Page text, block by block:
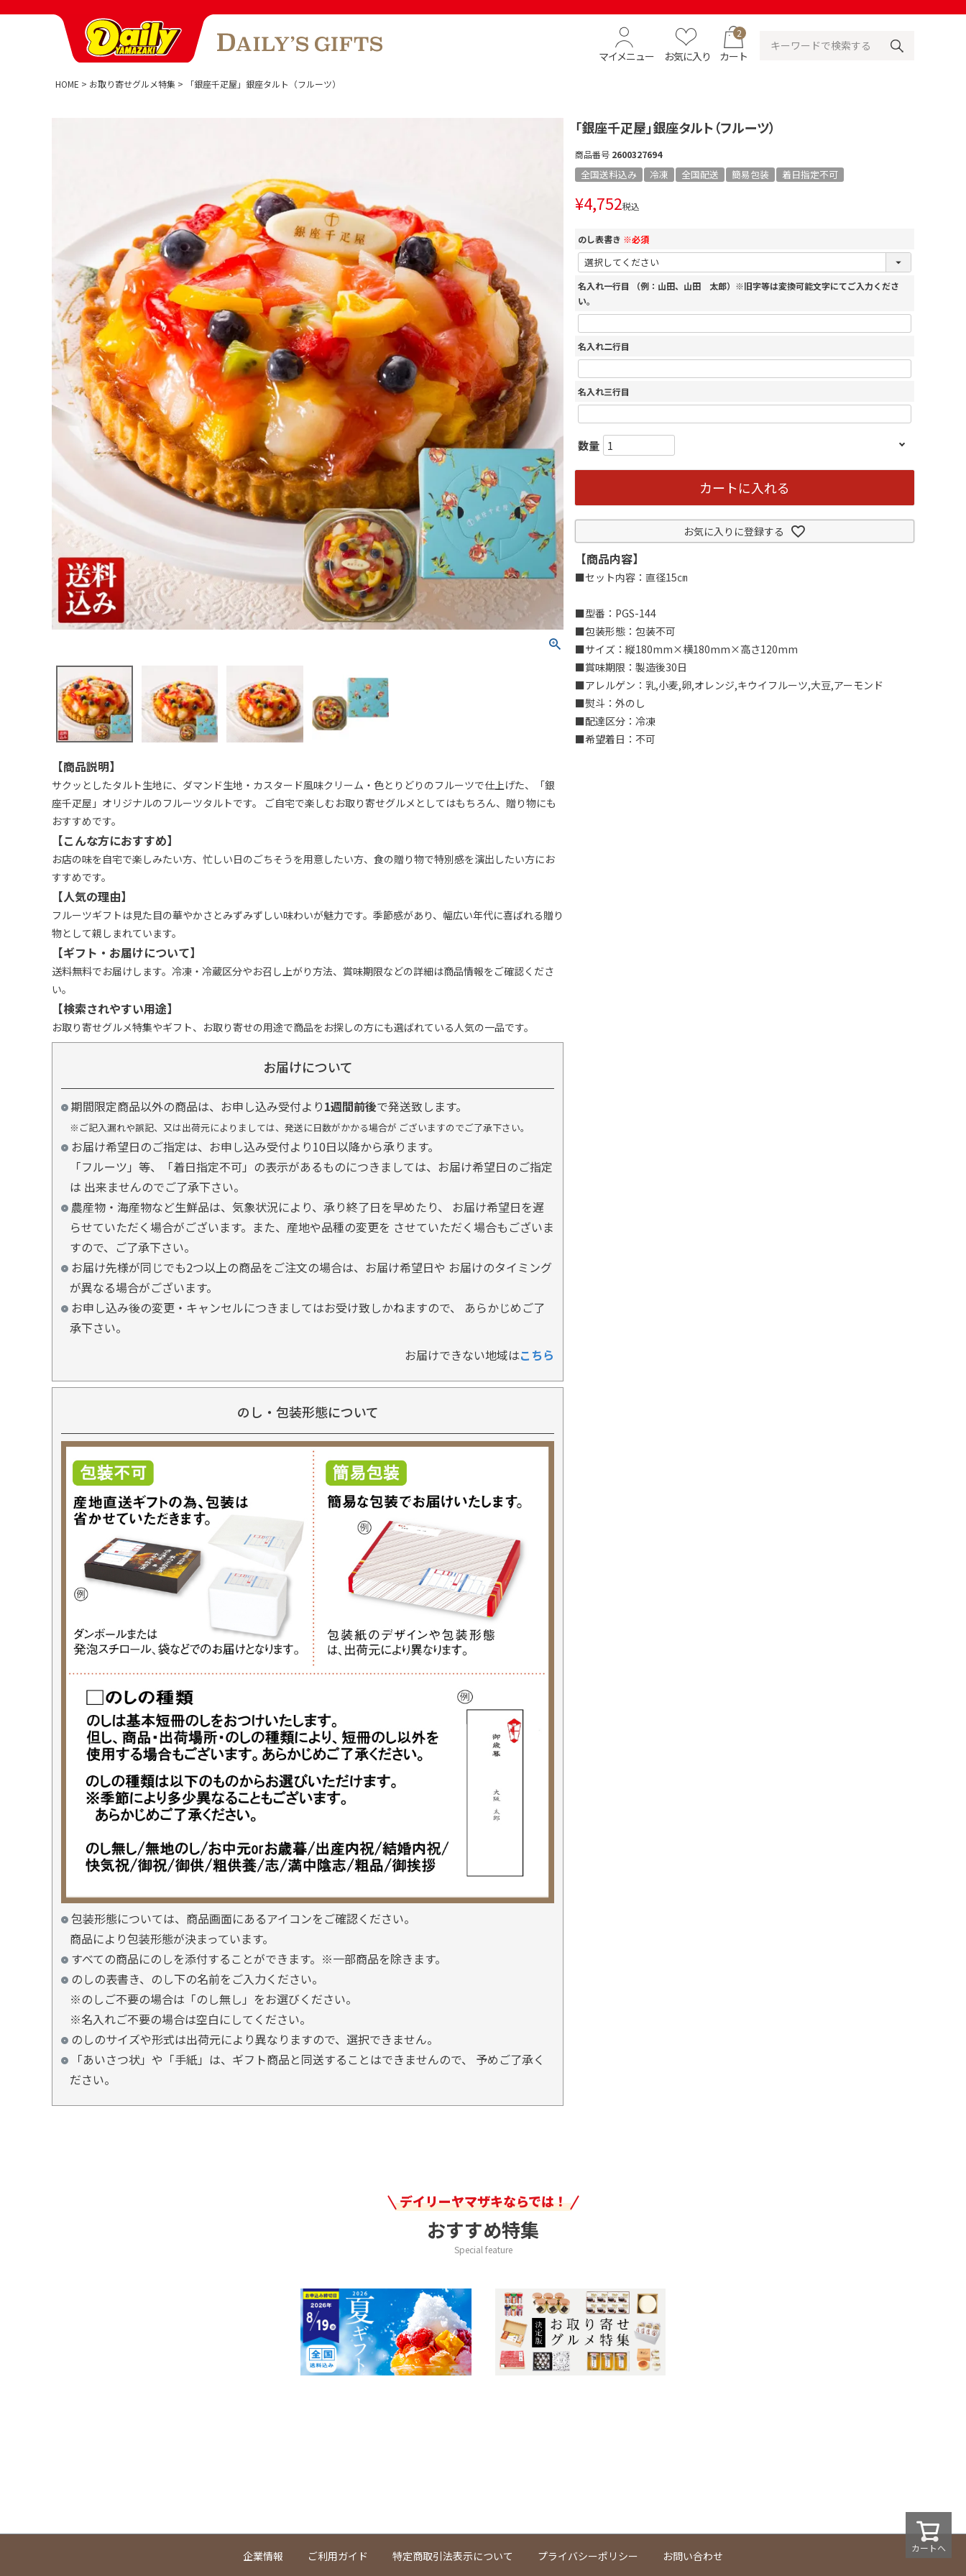
マイメニュー お気に入り
2
カート
HOME お取り寄せグルメ特集 「銀座千疋屋」銀座タルト（フルーツ）
【商品説明】
サクッとしたタルト生地に、ダマンド生地・カスタード風味クリーム・色とりどりのフルーツで仕上げた、「銀
座千疋屋」オリジナルのフルーツタルトです。 ご自宅で楽しむお取り寄せグルメとしてはもちろん、贈り物にも
おすすめです。
【こんな方におすすめ】
お店の味を自宅で楽しみたい方、忙しい日のごちそうを用意したい方、食の贈り物で特別感を演出したい方にお
すすめです。
【人気の理由】
フルーツギフトは見た目の華やかさとみずみずしい味わいが魅力です。季節感があり、幅広い年代に喜ばれる贈り
物として親しまれています。
【ギフト・お届けについて】
送料無料でお届けします。冷凍・冷蔵区分やお召し上がり方法、賞味期限などの詳細は商品情報をご確認くださ
い。
【検索されやすい用途】
お取り寄せグルメ特集やギフト、お取り寄せの用途で商品をお探しの方にも選ばれている人気の一品です。
お届けについて
期間限定商品以外の商品は、お申し込み受付より1週間前後で発送致します。
※ご記入漏れや誤記、又は出荷元によりましては、発送に日数がかかる場合が ございますのでご了承下さい。
お届け希望日のご指定は、お申し込み受付より10日以降から承ります。
「フルーツ」等、「着日指定不可」の表示があるものにつきましては、お届け希望日のご指定
は 出来ませんのでご了承下さい。
農産物・海産物など生鮮品は、気象状況により、承り終了日を早めたり、 お届け希望日を遅
らせていただく場合がございます。また、産地や品種の変更を させていただく場合もございま
すので、ご了承下さい。
お届け先様が同じでも2つ以上の商品をご注文の場合は、お届け希望日や お届けのタイミング
が異なる場合がございます。
お申し込み後の変更・キャンセルにつきましてはお受け致しかねますので、 あらかじめご了
承下さい。
お届けできない地域はこちら
のし・包装形態について
包装形態については、商品画面にあるアイコンをご確認ください。
商品により包装形態が決まっています。
すべての商品にのしを添付することができます。※一部商品を除きます。
のしの表書き、のし下の名前をご入力ください。
※のしご不要の場合は「のし無し」をお選びください。
※名入れご不要の場合は空白にしてください。
のしのサイズや形式は出荷元により異なりますので、選択できません。
「あいさつ状」や「手紙」は、ギフト商品と同送することはできませんので、 予めご了承く
ださい。
「銀座千疋屋」銀座タルト（フルーツ）
商品番号 2600327694
全国送料込み 冷凍 全国配送 簡易包装 着日指定不可
¥4,752税込
のし表書き ※必須
名入れ一行目 （例：山田、山田 太郎）※旧字等は変換可能文字にてご入力くださ
い。
名入れ二行目
名入れ三行目
カートに入れる
お気に入りに登録する
【商品内容】
■セット内容：直径15㎝
■型番：PGS-144
■包装形態：包装不可
■サイズ：縦180mm×横180mm×高さ120mm
■賞味期限：製造後30日
■アレルゲン：乳,小麦,卵,オレンジ,キウイフルーツ,大豆,アーモンド
■熨斗：外のし
■配達区分：冷凍
■希望着日：不可
デイリーヤマザキならでは！
おすすめ特集
Special feature
企業情報 ご利用ガイド 特定商取引法表示について プライバシーポリシー お問い合わせ
カートへ